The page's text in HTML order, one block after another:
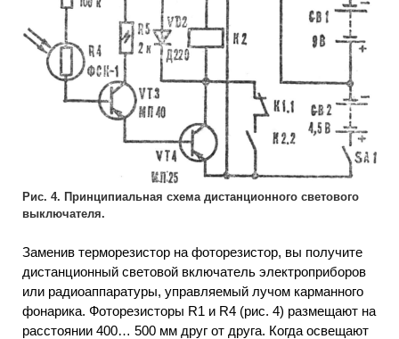
Рис. 4. Принципиальная схема дистанционного светового
выключателя.
Заменив терморезистор на фоторезистор, вы получите
дистанционный световой включатель электроприборов
или радиоаппаратуры, управляемый лучом карманного
фонарика. Фоторезисторы R1 и R4 (рис. 4) размещают на
расстоянии 400… 500 мм друг от друга. Когда освещают